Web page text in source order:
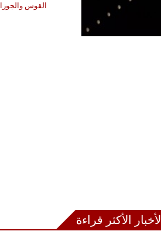
القوس
الأخبار الأكثر قراءة